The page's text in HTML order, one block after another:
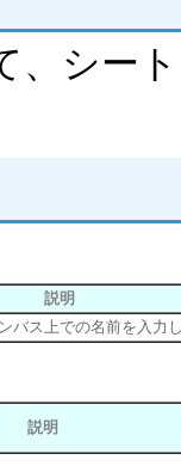
、シー
説明
バス上での名前を入力
説明